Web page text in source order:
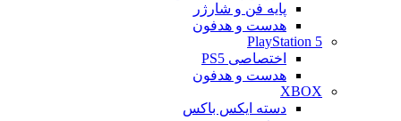
پایه فن و شارژر
هدست و هدفون
PlayStation 5
اختصاصی PS5
هدست و هدفون
XBOX
دسته ایکس باکس